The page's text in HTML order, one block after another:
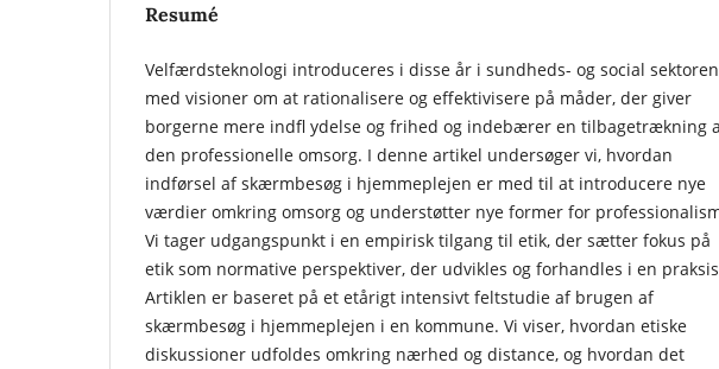
Resumé
Velfærdsteknologi introduceres i disse år i sundheds- og social sektoren
med visioner om at rationalisere og effektivisere på måder, der giver
borgerne mere indfl ydelse og frihed og indebærer en tilbagetrækning
den professionelle omsorg. I denne artikel undersøger vi, hvordan
indførsel af skærmbesøg i hjemmeplejen er med til at introducere nye
værdier omkring omsorg og understøtter nye former for
Vi tager udgangspunkt i en empirisk tilgang til etik, der sætter fokus på
etik som normative perspektiver, der udvikles og forhandles i en
Artiklen er baseret på et etårigt intensivt feltstudie af brugen af
skærmbesøg i hjemmeplejen i en kommune. Vi viser, hvordan etiske
diskussioner udfoldes omkring nærhed og distance, og hvordan det